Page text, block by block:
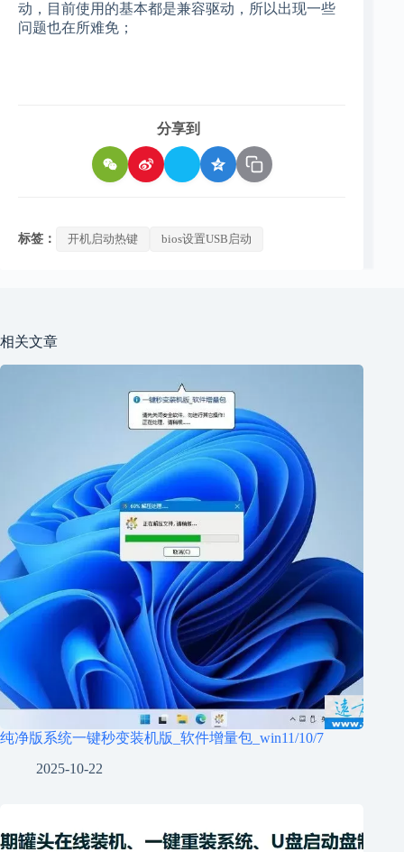
动，目前使用的基本都是兼容驱动，所以出现一些
问题也在所难免；
分享到
标签： 开机启动热键 bios设置USB启动
相关文章
纯净版系统一键秒变装机版_软件增量包_win11/10/7
2025-10-22